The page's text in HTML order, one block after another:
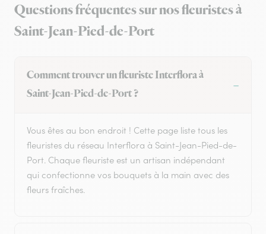
Questions fréquentes sur nos fleuristes à
Saint-Jean-Pied-de-Port
Comment trouver un fleuriste Interflora à
Saint-Jean-Pied-de-Port ?
Vous êtes au bon endroit ! Cette page liste tous les
fleuristes du réseau Interflora à Saint-Jean-Pied-de-
Port. Chaque fleuriste est un artisan indépendant
qui confectionne vos bouquets à la main avec des
fleurs fraîches.